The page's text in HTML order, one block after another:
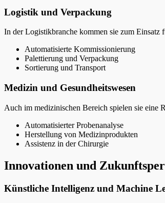
Logistik und Verpackung
In der Logistikbranche kommen sie zum Einsatz
Automatisierte Kommissionierung
Palettierung und Verpackung
Sortierung und Transport
Medizin und Gesundheitswesen
Auch im medizinischen Bereich spielen sie eine
Automatisierter Probenanalyse
Herstellung von Medizinprodukten
Assistenz in der Chirurgie
Innovationen und
Künstliche Intelligenz und Machine